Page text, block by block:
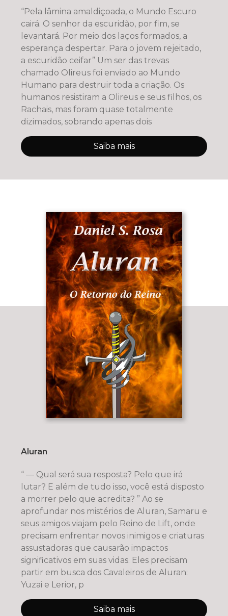
“Pela lâmina amaldiçoada, o Mundo Escuro
cairá. O senhor da escuridão, por fim, se
levantará. Por meio dos laços formados, a
esperança despertar. Para o jovem rejeitado,
a escuridão ceifar” Um ser das trevas
chamado Olireus foi enviado ao Mundo
Humano para destruir toda a criação. Os
humanos resistiram a Olireus e seus filhos, os
Rachais, mas foram quase totalmente
dizimados, sobrando apenas dois
Saiba mais
Aluran
“ — Qual será sua resposta? Pelo que irá
lutar? E além de tudo isso, você está disposto
a morrer pelo que acredita? ” Ao se
aprofundar nos mistérios de Aluran, Samaru e
seus amigos viajam pelo Reino de Lift, onde
precisam enfrentar novos inimigos e criaturas
assustadoras que causarão impactos
significativos em suas vidas. Eles precisam
partir em busca dos Cavaleiros de Aluran:
Yuzai e Lerior, p
Saiba mais